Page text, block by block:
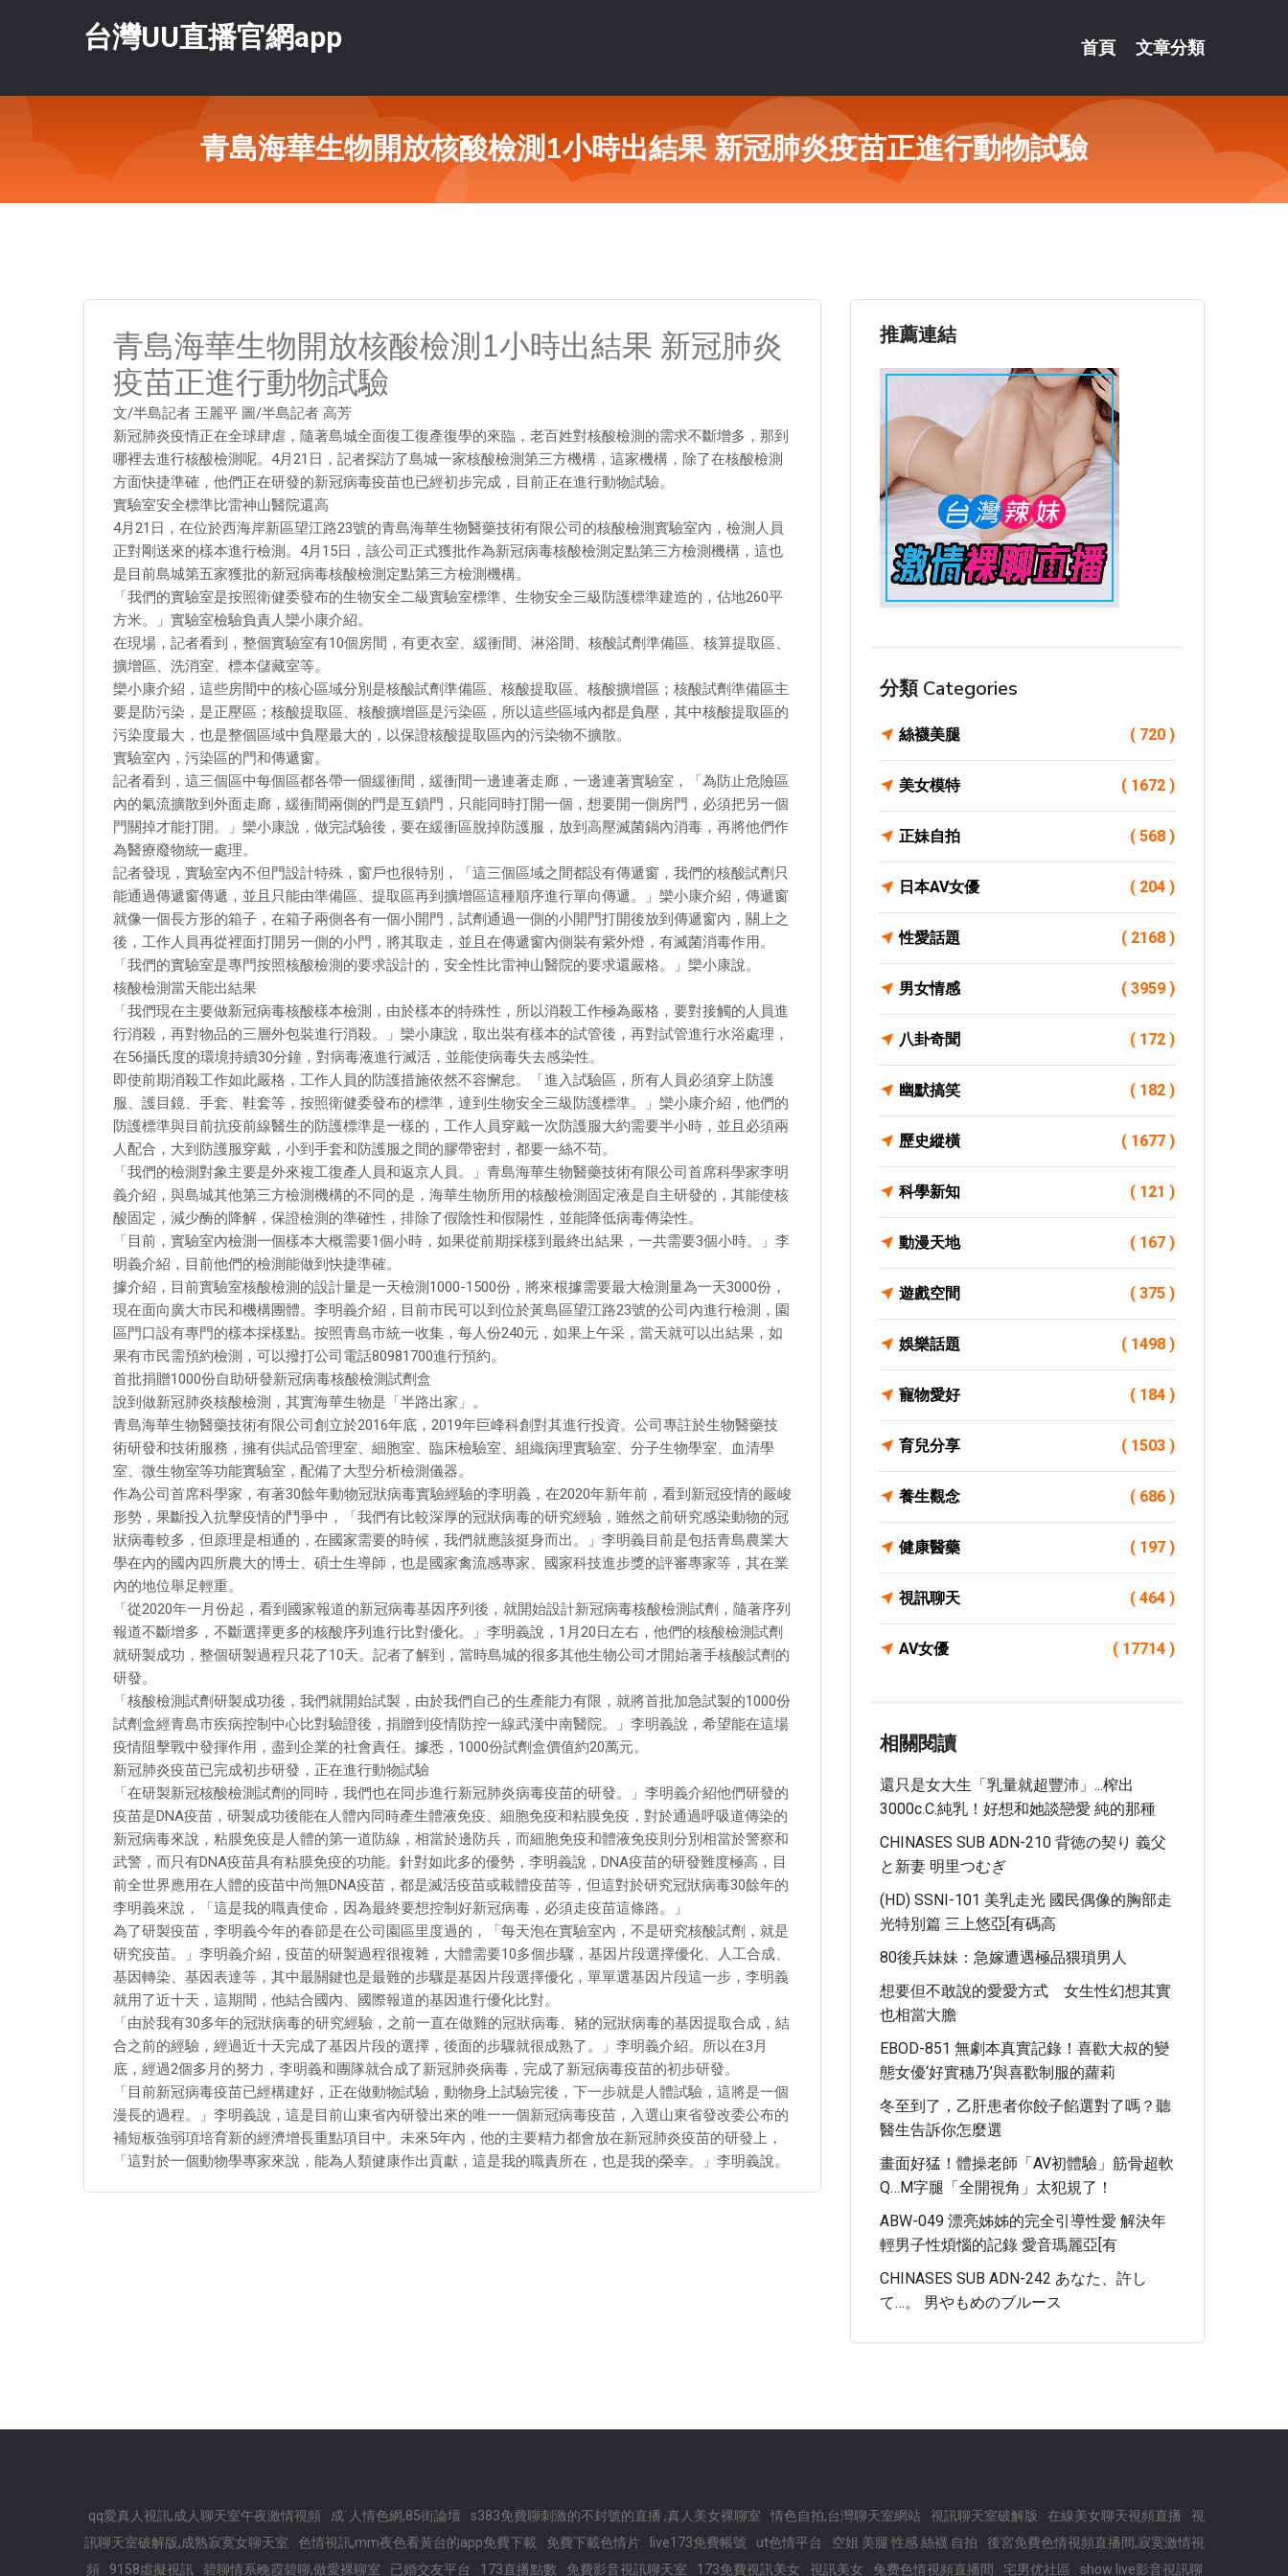
台灣UU直播官網app 首頁 文章分類
青島海華生物開放核酸檢測1小時出結果 新冠肺炎疫苗正進行動物試驗
青島海華生物開放核酸檢測1小時出結果 新冠肺炎
疫苗正進行動物試驗
文/半島記者 王麗平 圖/半島記者 高芳
新冠肺炎疫情正在全球肆虐，隨著島城全面復工復產復學的來臨，老百姓對核酸檢測的需求不斷增多，那到
哪裡去進行核酸檢測呢。4月21日，記者探訪了島城一家核酸檢測第三方機構，這家機構，除了在核酸檢測
方面快捷準確，他們正在研發的新冠病毒疫苗也已經初步完成，目前正在進行動物試驗。
實驗室安全標準比雷神山醫院還高
4月21日，在位於西海岸新區望江路23號的青島海華生物醫藥技術有限公司的核酸檢測實驗室內，檢測人員
正對剛送來的樣本進行檢測。4月15日，該公司正式獲批作為新冠病毒核酸檢測定點第三方檢測機構，這也
是目前島城第五家獲批的新冠病毒核酸檢測定點第三方檢測機構。
「我們的實驗室是按照衛健委發布的生物安全二級實驗室標準、生物安全三級防護標準建造的，佔地260平
方米。」實驗室檢驗負責人欒小康介紹。
在現場，記者看到，整個實驗室有10個房間，有更衣室、緩衝間、淋浴間、核酸試劑準備區、核算提取區、
擴增區、洗消室、標本儲藏室等。
欒小康介紹，這些房間中的核心區域分別是核酸試劑準備區、核酸提取區、核酸擴增區；核酸試劑準備區主
要是防污染，是正壓區；核酸提取區、核酸擴增區是污染區，所以這些區域內都是負壓，其中核酸提取區的
污染度最大，也是整個區域中負壓最大的，以保證核酸提取區內的污染物不擴散。
實驗室內，污染區的門和傳遞窗。
記者看到，這三個區中每個區都各帶一個緩衝間，緩衝間一邊連著走廊，一邊連著實驗室，「為防止危險區
內的氣流擴散到外面走廊，緩衝間兩側的門是互鎖門，只能同時打開一個，想要開一側房門，必須把另一個
門關掉才能打開。」欒小康說，做完試驗後，要在緩衝區脫掉防護服，放到高壓滅菌鍋內消毒，再將他們作
為醫療廢物統一處理。
記者發現，實驗室內不但門設計特殊，窗戶也很特別，「這三個區域之間都設有傳遞窗，我們的核酸試劑只
能通過傳遞窗傳遞，並且只能由準備區、提取區再到擴增區這種順序進行單向傳遞。」欒小康介紹，傳遞窗
就像一個長方形的箱子，在箱子兩側各有一個小開門，試劑通過一側的小開門打開後放到傳遞窗內，關上之
後，工作人員再從裡面打開另一側的小門，將其取走，並且在傳遞窗內側裝有紫外燈，有滅菌消毒作用。
「我們的實驗室是專門按照核酸檢測的要求設計的，安全性比雷神山醫院的要求還嚴格。」欒小康說。
核酸檢測當天能出結果
「我們現在主要做新冠病毒核酸樣本檢測，由於樣本的特殊性，所以消殺工作極為嚴格，要對接觸的人員進
行消殺，再對物品的三層外包裝進行消殺。」欒小康說，取出裝有樣本的試管後，再對試管進行水浴處理，
在56攝氏度的環境持續30分鐘，對病毒液進行滅活，並能使病毒失去感染性。
即使前期消殺工作如此嚴格，工作人員的防護措施依然不容懈怠。「進入試驗區，所有人員必須穿上防護
服、護目鏡、手套、鞋套等，按照衛健委發布的標準，達到生物安全三級防護標準。」欒小康介紹，他們的
防護標準與目前抗疫前線醫生的防護標準是一樣的，工作人員穿戴一次防護服大約需要半小時，並且必須兩
人配合，大到防護服穿戴，小到手套和防護服之間的膠帶密封，都要一絲不苟。
「我們的檢測對象主要是外來複工復產人員和返京人員。」青島海華生物醫藥技術有限公司首席科學家李明
義介紹，與島城其他第三方檢測機構的不同的是，海華生物所用的核酸檢測固定液是自主研發的，其能使核
酸固定，減少酶的降解，保證檢測的準確性，排除了假陰性和假陽性，並能降低病毒傳染性。
「目前，實驗室內檢測一個樣本大概需要1個小時，如果從前期採樣到最終出結果，一共需要3個小時。」李
明義介紹，目前他們的檢測能做到快捷準確。
據介紹，目前實驗室核酸檢測的設計量是一天檢測1000-1500份，將來根據需要最大檢測量為一天3000份，
現在面向廣大市民和機構團體。李明義介紹，目前市民可以到位於黃島區望江路23號的公司內進行檢測，園
區門口設有專門的樣本採樣點。按照青島市統一收集，每人份240元，如果上午采，當天就可以出結果，如
果有市民需預約檢測，可以撥打公司電話80981700進行預約。
首批捐贈1000份自助研發新冠病毒核酸檢測試劑盒
說到做新冠肺炎核酸檢測，其實海華生物是「半路出家」。
青島海華生物醫藥技術有限公司創立於2016年底，2019年巨峰科創對其進行投資。公司專註於生物醫藥技
術研發和技術服務，擁有供試品管理室、細胞室、臨床檢驗室、組織病理實驗室、分子生物學室、血清學
室、微生物室等功能實驗室，配備了大型分析檢測儀器。
作為公司首席科學家，有著30餘年動物冠狀病毒實驗經驗的李明義，在2020年新年前，看到新冠疫情的嚴峻
形勢，果斷投入抗擊疫情的鬥爭中，「我們有比較深厚的冠狀病毒的研究經驗，雖然之前研究感染動物的冠
狀病毒較多，但原理是相通的，在國家需要的時候，我們就應該挺身而出。」李明義目前是包括青島農業大
學在內的國內四所農大的博士、碩士生導師，也是國家禽流感專家、國家科技進步獎的評審專家等，其在業
內的地位舉足輕重。
「從2020年一月份起，看到國家報道的新冠病毒基因序列後，就開始設計新冠病毒核酸檢測試劑，隨著序列
報道不斷增多，不斷選擇更多的核酸序列進行比對優化。」李明義說，1月20日左右，他們的核酸檢測試劑
就研製成功，整個研製過程只花了10天。記者了解到，當時島城的很多其他生物公司才開始著手核酸試劑的
研發。
「核酸檢測試劑研製成功後，我們就開始試製，由於我們自己的生產能力有限，就將首批加急試製的1000份
試劑盒經青島市疾病控制中心比對驗證後，捐贈到疫情防控一線武漢中南醫院。」李明義說，希望能在這場
疫情阻擊戰中發揮作用，盡到企業的社會責任。據悉，1000份試劑盒價值約20萬元。
新冠肺炎疫苗已完成初步研發，正在進行動物試驗
「在研製新冠核酸檢測試劑的同時，我們也在同步進行新冠肺炎病毒疫苗的研發。」李明義介紹他們研發的
疫苗是DNA疫苗，研製成功後能在人體內同時產生體液免疫、細胞免疫和粘膜免疫，對於通過呼吸道傳染的
新冠病毒來說，粘膜免疫是人體的第一道防線，相當於邊防兵，而細胞免疫和體液免疫則分別相當於警察和
武警，而只有DNA疫苗具有粘膜免疫的功能。針對如此多的優勢，李明義說，DNA疫苗的研發難度極高，目
前全世界應用在人體的疫苗中尚無DNA疫苗，都是滅活疫苗或載體疫苗等，但這對於研究冠狀病毒30餘年的
李明義來說，「這是我的職責使命，因為最終要想控制好新冠病毒，必須走疫苗這條路。」
為了研製疫苗，李明義今年的春節是在公司園區里度過的，「每天泡在實驗室內，不是研究核酸試劑，就是
研究疫苗。」李明義介紹，疫苗的研製過程很複雜，大體需要10多個步驟，基因片段選擇優化、人工合成、
基因轉染、基因表達等，其中最關鍵也是最難的步驟是基因片段選擇優化，單單選基因片段這一步，李明義
就用了近十天，這期間，他結合國內、國際報道的基因進行優化比對。
「由於我有30多年的冠狀病毒的研究經驗，之前一直在做雞的冠狀病毒、豬的冠狀病毒的基因提取合成，結
合之前的經驗，經過近十天完成了基因片段的選擇，後面的步驟就很成熟了。」李明義介紹。所以在3月
底，經過2個多月的努力，李明義和團隊就合成了新冠肺炎病毒，完成了新冠病毒疫苗的初步研發。
「目前新冠病毒疫苗已經構建好，正在做動物試驗，動物身上試驗完後，下一步就是人體試驗，這將是一個
漫長的過程。」李明義說，這是目前山東省內研發出來的唯一一個新冠病毒疫苗，入選山東省發改委公布的
補短板強弱項培育新的經濟增長重點項目中。未來5年內，他的主要精力都會放在新冠肺炎疫苗的研發上，
「這對於一個動物學專家來說，能為人類健康作出貢獻，這是我的職責所在，也是我的榮幸。」李明義說。
推薦連結
分類 Categories
絲襪美腿 ( 720 )
美女模特 ( 1672 )
正妹自拍 ( 568 )
日本AV女優 ( 204 )
性愛話題 ( 2168 )
男女情感 ( 3959 )
八卦奇聞 ( 172 )
幽默搞笑 ( 182 )
歷史縱橫 ( 1677 )
科學新知 ( 121 )
動漫天地 ( 167 )
遊戲空間 ( 375 )
娛樂話題 ( 1498 )
寵物愛好 ( 184 )
育兒分享 ( 1503 )
養生觀念 ( 686 )
健康醫藥 ( 197 )
視訊聊天 ( 464 )
AV女優 ( 17714 )
相關閱讀
還只是女大生「乳量就超豐沛」...榨出
3000c.c.純乳！好想和她談戀愛 純的那種
CHINASES SUB ADN-210 背徳の契り 義父
と新妻 明里つむぎ
(HD) SSNI-101 美乳走光 國民偶像的胸部走
光特別篇 三上悠亞[有碼高
80後兵妹妹：急嫁遭遇極品猥瑣男人
想要但不敢說的愛愛方式 女生性幻想其實
也相當大膽
EBOD-851 無劇本真實記錄！喜歡大叔的變
態女優‘好實穗乃’與喜歡制服的蘿莉
冬至到了，乙肝患者你餃子餡選對了嗎？聽
醫生告訴你怎麼選
畫面好猛！體操老師「AV初體驗」筋骨超軟
Q…M字腿「全開視角」太犯規了！
ABW-049 漂亮姊姊的完全引導性愛 解決年
輕男子性煩惱的記錄 愛音瑪麗亞[有
CHINASES SUB ADN-242 あなた、許し
て…。 男やもめのブルース
qq愛真人視訊,成人聊天室午夜激情視頻 成˙人情色網,85街論壇 s383免費聊刺激的不封號的直播 ,真人美女裸聊室 情色自拍,台灣聊天室網站 視訊聊天室破解版 在線美女聊天視頻直播
視
訊聊天室破解版,成熟寂寞女聊天室
色情視訊,mm夜色看黃台的app免費下載 免費下載色情片 live173免費帳號 ut色情平台 空姐 美腿 性感 絲襪 自拍
後宮免費色情視頻直播間,寂寞激情視
頻
9158虛擬視訊 碧聊情系晚霞碧聊,做愛裸聊室 已婚交友平台 173直播點數 免費影音視訊聊天室 173免費視訊美女 視訊美女 兔费色情視頻直播間 宅男优社區 show live影音視訊聊